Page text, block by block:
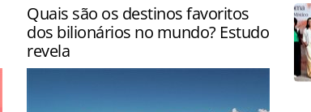
Quais são os destinos favoritos
dos bilionários no mundo? Estudo
revela